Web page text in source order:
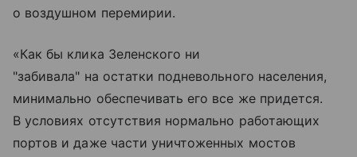
о воздушном перемирии.
«Как бы клика Зеленского ни
"забивала" на остатки подневольного населения,
минимально обеспечивать его все же придется.
В условиях отсутствия нормально работающих
портов и даже части уничтоженных мостов